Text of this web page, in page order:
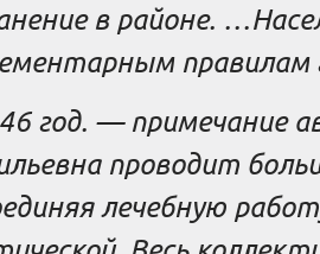
в районе.
год. —примечание
проводит
лечебную